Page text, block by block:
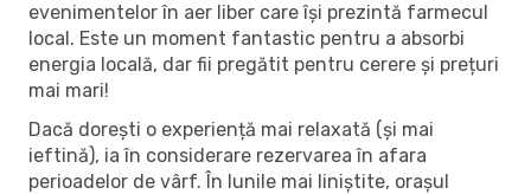
evenimentelor în aer liber care își prezintă farmecul
local. Este un moment fantastic pentru a absorbi
energia locală, dar fii pregătit pentru cerere și prețuri
mai mari!
Dacă dorești o experiență mai relaxată (și mai
ieftină), ia în considerare rezervarea în afara
perioadelor de vârf. În lunile mai liniștite, orașul